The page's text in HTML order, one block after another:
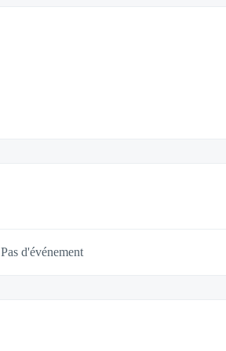
Pas d'événement